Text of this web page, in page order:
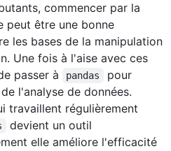
commencer par la
peut être une bonne
les bases de la manipulation
Une fois à l'aise avec ces
passer à
pandas
pour
l'analyse de données.
travaillent régulièrement
devient un outil
elle améliore l'efficacité